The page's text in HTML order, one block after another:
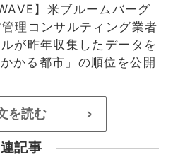
】米ブルームバーグ
理コンサルティング業者
が昨年収集したデータを
かる都市」の順位を公開
を読む >
記事